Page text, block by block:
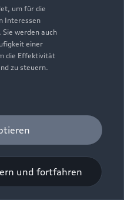
um für die
Interessen
werden auch
einer
die Effektivität
zu steuern.
und fortfahren